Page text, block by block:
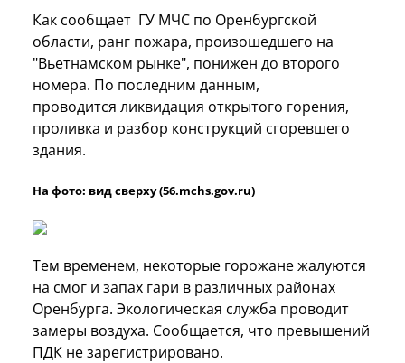
Как сообщает ГУ МЧС по Оренбургской
области, ранг пожара, произошедшего на
"Вьетнамском рынке", понижен до второго
номера. По последним данным,
проводится ликвидация открытого горения,
проливка и разбор конструкций сгоревшего
здания.
На фото: вид сверху (56.mchs.gov.ru)
Тем временем, некоторые горожане жалуются
на смог и запах гари в различных районах
Оренбурга. Экологическая служба проводит
замеры воздуха. Сообщается, что превышений
ПДК не зарегистрировано.